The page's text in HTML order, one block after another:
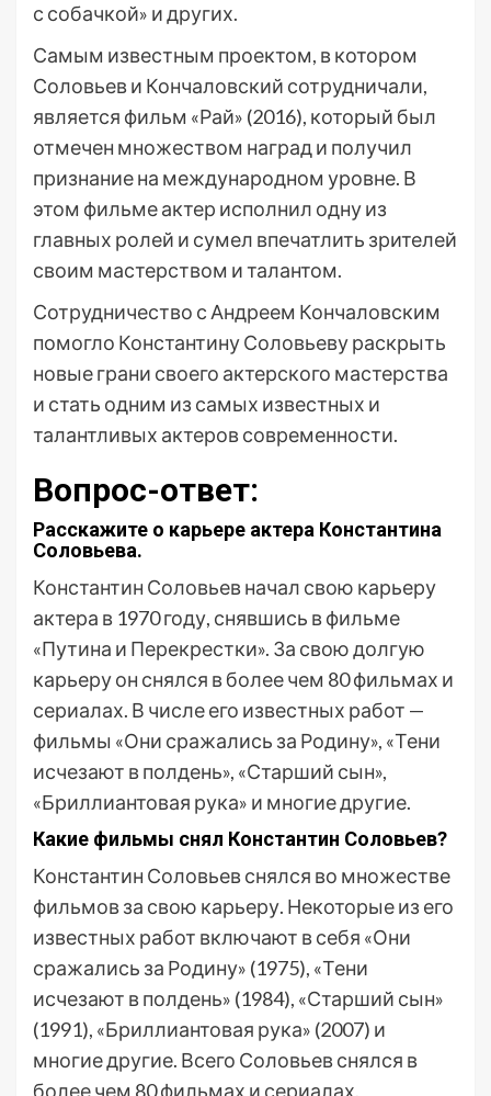
с собачкой» и других.
Самым известным проектом, в котором
Соловьев и Кончаловский сотрудничали,
является фильм «Рай» (2016), который был
отмечен множеством наград и получил
признание на международном уровне. В
этом фильме актер исполнил одну из
главных ролей и сумел впечатлить зрителей
своим мастерством и талантом.
Сотрудничество с Андреем Кончаловским
помогло Константину Соловьеву раскрыть
новые грани своего актерского мастерства
и стать одним из самых известных и
талантливых актеров современности.
Вопрос-ответ:
Расскажите о карьере актера Константина
Соловьева.
Константин Соловьев начал свою карьеру
актера в 1970 году, снявшись в фильме
«Путина и Перекрестки». За свою долгую
карьеру он снялся в более чем 80 фильмах и
сериалах. В числе его известных работ —
фильмы «Они сражались за Родину», «Тени
исчезают в полдень», «Старший сын»,
«Бриллиантовая рука» и многие другие.
Какие фильмы снял Константин Соловьев?
Константин Соловьев снялся во множестве
фильмов за свою карьеру. Некоторые из его
известных работ включают в себя «Они
сражались за Родину» (1975), «Тени
исчезают в полдень» (1984), «Старший сын»
(1991), «Бриллиантовая рука» (2007) и
многие другие. Всего Соловьев снялся в
более чем 80 фильмах и сериалах.